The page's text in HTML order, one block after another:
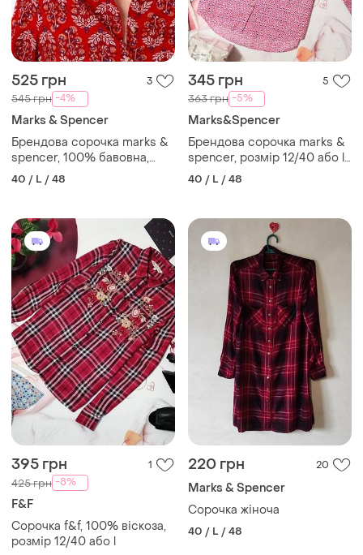
525 грн 3
545 грн -4%
Marks & Spencer
Брендова сорочка marks &
spencer, 100% бавовна,
розмір 12/40 або l
40 / L / 48
345 грн 5
363 грн -5%
Marks&Spencer
Брендова сорочка marks &
spencer, розмір 12/40 або l,
колекція 2021 року
40 / L / 48
395 грн 1
425 грн -8%
F&F
Сорочка f&f, 100% віскоза,
розмір 12/40 або l
220 грн 20
Marks & Spencer
Сорочка жіноча
40 / L / 48